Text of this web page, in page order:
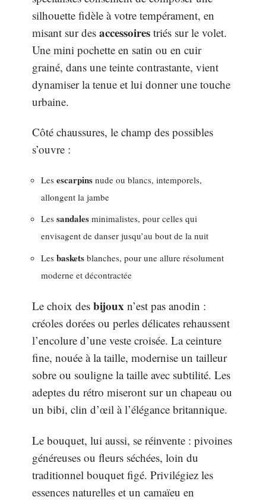
silhouette fidèle à votre tempérament, en
misant sur des accessoires triés sur le volet.
Une mini pochette en satin ou en cuir
grainé, dans une teinte contrastante, vient
dynamiser la tenue et lui donner une touche
urbaine.
Côté chaussures, le champ des possibles
s’ouvre :
Les escarpins nude ou blancs, intemporels,
allongent la jambe
Les sandales minimalistes, pour celles qui
envisagent de danser jusqu’au bout de la nuit
Les baskets blanches, pour une allure résolument
moderne et décontractée
Le choix des bijoux n’est pas anodin :
créoles dorées ou perles délicates rehaussent
l’encolure d’une veste croisée. La ceinture
fine, nouée à la taille, modernise un tailleur
sobre ou souligne la taille avec subtilité. Les
adeptes du rétro miseront sur un chapeau ou
un bibi, clin d’œil à l’élégance britannique.
Le bouquet, lui aussi, se réinvente : pivoines
généreuses ou fleurs séchées, loin du
traditionnel bouquet figé. Privilégiez les
essences naturelles et un camaïeu en